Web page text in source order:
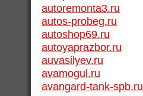
autoremonta3.ru
autos-probeg.ru
autoshop69.ru
autoyaprazbor.ru
auvasilyev.ru
avamogul.ru
avangard-tank-spb.ru